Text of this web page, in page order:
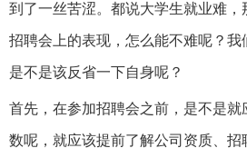
到了一丝苦涩。都说大学生就业难，
招聘会上的表现，怎么能不难呢？我
是不是该反省一下自身呢？
首先，在参加招聘会之前，是不是
数呢，就应该提前了解公司资质、招